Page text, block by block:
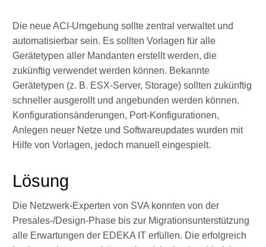
Die neue ACI-Umgebung sollte zentral verwaltet und
automatisierbar sein. Es sollten Vorlagen für alle
Gerätetypen aller Mandanten erstellt werden, die
zukünftig verwendet werden können. Bekannte
Gerätetypen (z. B. ESX-Server, Storage) sollten zukünftig
schneller ausgerollt und angebunden werden können.
Konfigurationsänderungen, Port-Konfigurationen,
Anlegen neuer Netze und Softwareupdates wurden mit
Hilfe von Vorlagen, jedoch manuell eingespielt.
Lösung
Die Netzwerk-Experten von SVA konnten von der
Presales-/Design-Phase bis zur Migrationsunterstützung
alle Erwartungen der EDEKA IT erfüllen. Die erfolgreich